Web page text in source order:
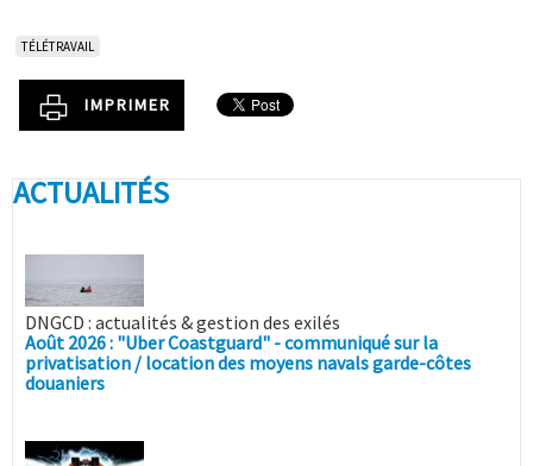
TÉLÉTRAVAIL
IMPRIMER
ACTUALITÉS
DNGCD : actualités & gestion des exilés
Août 2026 : "Uber Coastguard" - communiqué sur la
privatisation / location des moyens navals garde-côtes
douaniers